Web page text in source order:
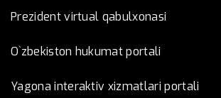
Prezident virtual qabulxonasi
O`zbekiston hukumat portali
Yagona interaktiv xizmatlari portali